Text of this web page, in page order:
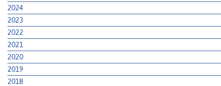
2024
2023
2022
2021
2020
2019
2018